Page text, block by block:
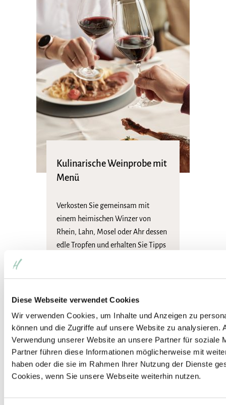
Diese Webseite verwendet Cookies
Wir verwenden Cookies, um Inhalte und Anzeigen zu
können und die Zugriffe auf unsere Website zu analysieren.
Verwendung unserer Website an unsere Partner für soziale
Partner führen diese Informationen möglicherweise mit
haben oder die sie im Rahmen Ihrer Nutzung der Dienste
Cookies, wenn Sie unsere Webseite weiterhin nutzen.
Kulinarische Weinprobe mit
Menü
Verkosten Sie gemeinsam mit
einem heimischen Winzer von
Rhein, Lahn, Mosel oder Ahr dessen
edle Tropfen und erhalten Sie Tipps
pro Person 89